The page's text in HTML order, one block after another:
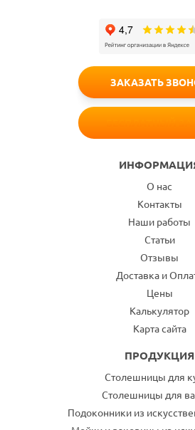
О нас
Контакты
Наши работы
Статьи
Отзывы
Доставка и
Цены
Калькулятор
Карта сайта
ПРОДУКЦИЯ
Столешницы для
Столешницы для
Подоконники из
ЗАКАЗАТЬ